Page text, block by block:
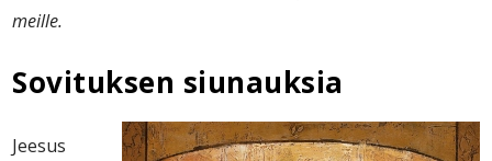
meille.
Sovituksen siunauksia
Jeesus